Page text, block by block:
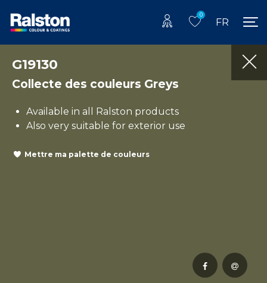
0
FR
G19130
Collecte des couleurs Greys
Available in all Ralston products
Also very suitable for exterior use
Mettre ma palette de couleurs